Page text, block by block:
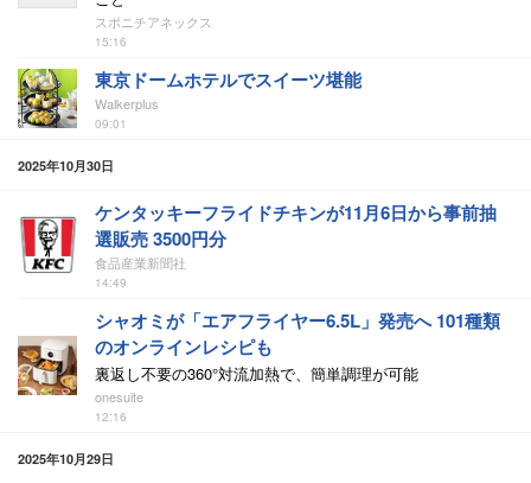
スポニチアネックス
15:16
東京ドームホテルでスイーツ堪能
Walkerplus
09:01
2025年10月30日
ケンタッキーフライドチキンが11月6日から事前抽
選販売 3500円分
食品産業新聞社
14:49
シャオミが「エアフライヤー6.5L」発売へ 101種類
のオンラインレシピも
裏返し不要の360°対流加熱で、簡単調理が可能
onesuite
12:16
2025年10月29日